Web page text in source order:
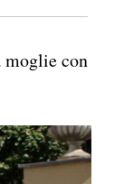
moglie con